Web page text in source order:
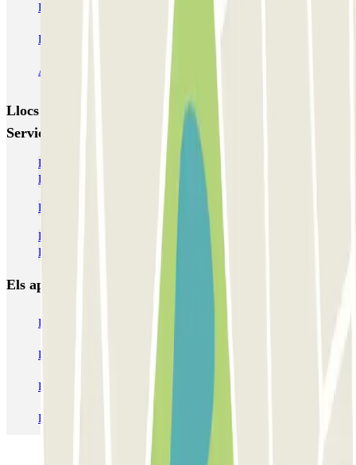
Parking Port Lympia Nice Easy parking - Couvert
Blue Valet - Aéroport de Nice Côte d'Azur (NCE)
Azur Voiturier - Aéroport de Nice
Llocs i esdeveniments interessants a prop de ECTOR -
Service Voiturier - Nice - T2
Pàrquings a prop de la Terminal 2 de l'Aeroport de Niça - Costa
Blava (NCE)
Pàrquings a l'Aeroport de Niça - Costa Blava (NCE)
Pàrquings a prop de la Terminal 1 de l'Aeroport de Niça - Costa
Blava (NCE)
Els aparcaments més reservats
Pàrquing a Barcelona
Pàrquing a Aeroport de Barcelona-El Prat (BCN)
Pàrquing T1 AENA Aeropuerto Barcelona-El Prat
Pàrquing a Madrid Pàrquing a Venecia